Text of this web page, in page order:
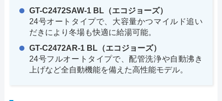
GT-C2472SAW-1 BL（エコジョーズ）
24号オートタイプで、大容量かつマイルド追い
だきにより冬場も快適に給湯可能。
GT-C2472AR-1 BL（エコジョーズ）
24号フルオートタイプで、配管洗浄や自動沸き
上げなど全自動機能を備えた高性能モデル。